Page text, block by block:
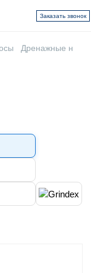
Заказать звонок
Дренажные